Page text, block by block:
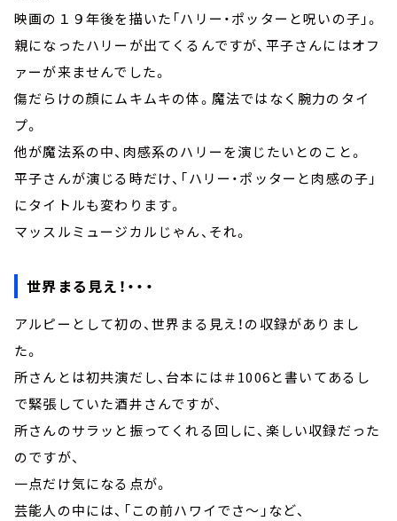
映画の１９年後を描いた「ハリー・ポッターと呪いの子」。
親になったハリーが出てくるんですが、平子さんにはオフ
ァーが来ませんでした。
傷だらけの顔にムキムキの体。魔法ではなく腕力のタイ
プ。
他が魔法系の中、肉感系のハリーを演じたいとのこと。
平子さんが演じる時だけ、「ハリー・ポッターと肉感の子」
にタイトルも変わります。
マッスルミュージカルじゃん、それ。
世界まる見え！・・・
アルピーとして初の、世界まる見え！の収録がありまし
た。
所さんとは初共演だし、台本には＃1006と書いてあるし
で緊張していた酒井さんですが、
所さんのサラッと振ってくれる回しに、楽しい収録だった
のですが、
一点だけ気になる点が。
芸能人の中には、「この前ハワイでさ～」など、